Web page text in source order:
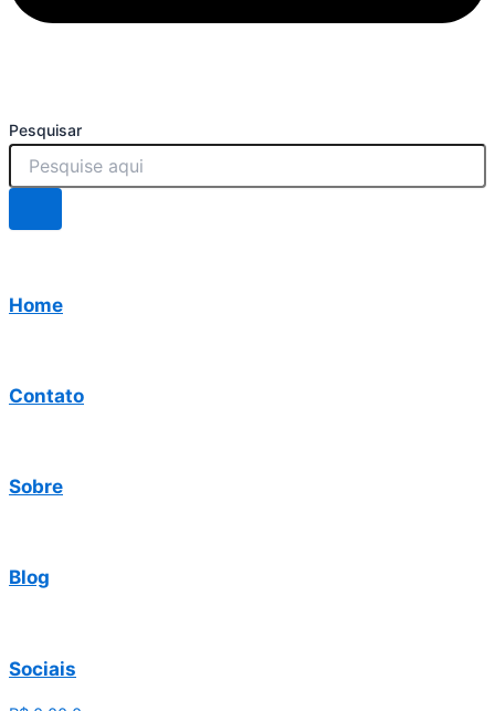
Pesquisar
Home
Contato
Sobre
Blog
Sociais